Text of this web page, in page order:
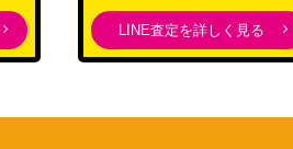
LINE査定を詳しく見る